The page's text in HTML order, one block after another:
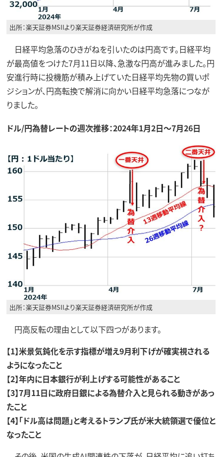
出所：楽天証券MSIIより楽天証券経済研究所が作成
日経平均急落のひきがねを引いたのは円高です。日経平均
が最高値をつけた7月11日以降、急激な円高が進みました。円
安進行時に投機筋が積み上げていた日経平均先物の買いポ
ジションが、円高転換で解消に向かい日経平均急落につなが
りました。
ドル/円為替レートの週次推移：2024年1月2日～7月26日
出所：楽天証券MSIIより楽天証券経済研究所が作成
円高反転の理由として以下四つがあります。
【1】米景気鈍化を示す指標が増え9月利下げが確実視される
ようになったこと
【2】年内に日本銀行が利上げする可能性があること
【3】7月11日に政府日銀による為替介入と見られる動きがあっ
たこと
【4】「ドル高は問題」と考えるトランプ氏が米大統領選で優位と
なったこと